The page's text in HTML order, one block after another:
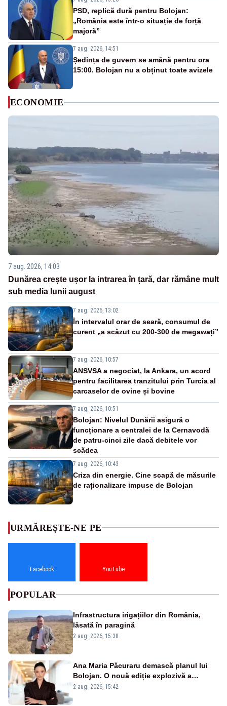
PSD, replică dură pentru Bolojan:
„România este într-o situație de forță
majoră”
7 aug. 2026, 14:51
Ședința de guvern se amână pentru ora
15:00. Bolojan nu a obținut toate avizele
ECONOMIE
7 aug. 2026, 14:03
Dunărea crește ușor la intrarea în țară, dar rămâne mult
sub media lunii august
7 aug. 2026, 13:02
În intervalul orar de seară, consumul de
curent „a scăzut cu 200-300 de megawați”
7 aug. 2026, 10:57
ANSVSA a negociat, la Ankara, un acord
pentru facilitarea tranzitului prin Turcia al
carcaselor de ovine și bovine
7 aug. 2026, 10:51
Bolojan: Nivelul Dunării asigură o
funcționare a centralei de la Cernavodă
de patru-cinci zile dacă debitele vor
scădea
7 aug. 2026, 10:43
Criza din energie. Cine scapă de măsurile
de raționalizare impuse de Bolojan
URMĂREȘTE-NE PE
Facebook YouTube
POPULAR
Infrastructura irigațiilor din România,
lăsată în paragină
2 aug. 2026, 15:38
Ana Maria Păcuraru demască planul lui
Bolojan. O nouă ediție explozivă a
emisiunii „Miza Zilei” la Realitatea PLUS
2 aug. 2026, 15:42